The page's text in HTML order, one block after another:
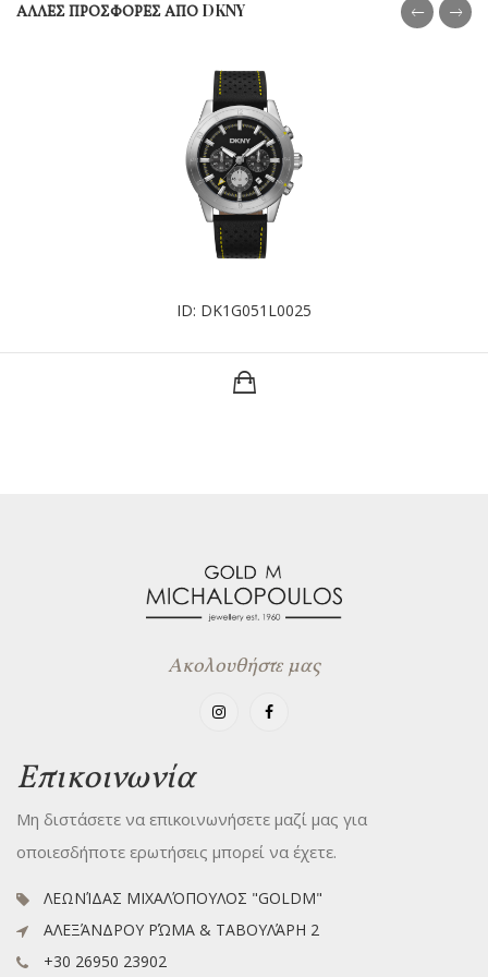
ΑΛΛΕΣ ΠΡΟΣΦΟΡΕΣ ΑΠΟ DKNY
ID: DK1G051L0025
Ακολουθήστε μας
Επικοινωνία
Μη διστάσετε να επικοινωνήσετε μαζί μας για
οποιεσδήποτε ερωτήσεις μπορεί να έχετε.
ΛΕΩΝΊΔΑΣ ΜΙΧΑΛΌΠΟΥΛΟΣ "GOLDM"
ΑΛΕΞΆΝΔΡΟΥ ΡΏΜΑ & ΤΑΒΟΥΛΆΡΗ 2
+30 26950 23902